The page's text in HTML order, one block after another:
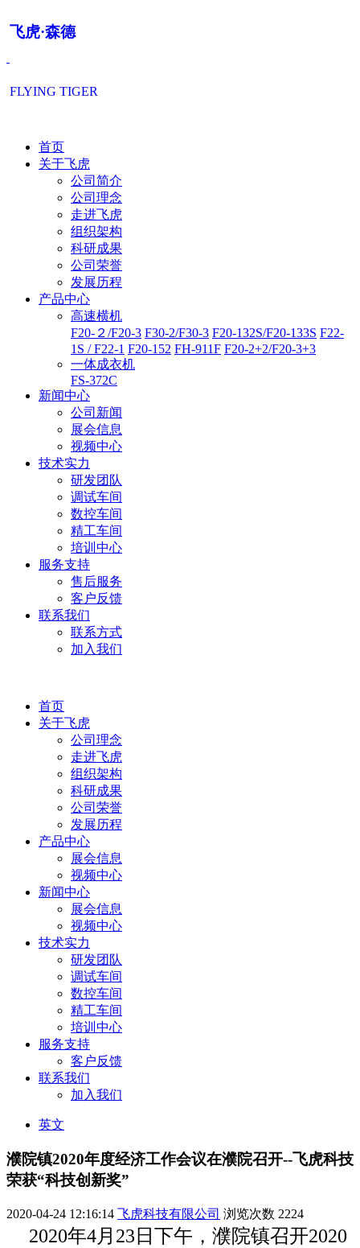
飞虎·森德
FLYING TIGER
首页
关于飞虎
公司简介
公司理念
走进飞虎
组织架构
科研成果
公司荣誉
发展历程
产品中心
高速横机
F20-２/F20-3 F30-2/F30-3 F20-132S/F20-133S F22-
1S / F22-1 F20-152 FH-911F F20-2+2/F20-3+3
一体成衣机
FS-372C
新闻中心
公司新闻
展会信息
视频中心
技术实力
研发团队
调试车间
数控车间
精工车间
培训中心
服务支持
售后服务
客户反馈
联系我们
联系方式
加入我们
首页
关于飞虎
公司理念
走进飞虎
组织架构
科研成果
公司荣誉
发展历程
产品中心
展会信息
视频中心
新闻中心
展会信息
视频中心
技术实力
研发团队
调试车间
数控车间
精工车间
培训中心
服务支持
客户反馈
联系我们
加入我们
英文
濮院镇2020年度经济工作会议在濮院召开--飞虎科技
荣获“科技创新奖”
2020-04-24 12:16:14 飞虎科技有限公司 浏览次数 2224
2020年4月23日下午，濮院镇召开2020